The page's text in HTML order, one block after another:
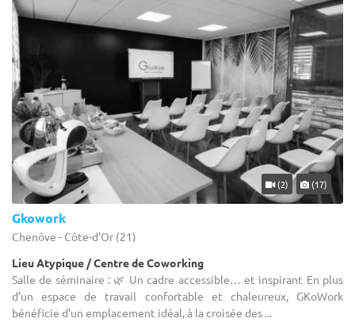
(2) (17)
Gkowork
Chenôve - Côte-d'Or (21)
Lieu Atypique / Centre de Coworking
Salle de séminaire : 🌿 Un cadre accessible… et inspirant En plus
d’un espace de travail confortable et chaleureux, GKoWork
bénéficie d’un emplacement idéal, à la croisée des ...